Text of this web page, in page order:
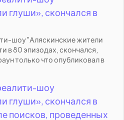
глуши», скончался в
шоу "Аляскинские жители
в 80 эпизодах, скончался,
только что опубликовал в
шоу
глуши», скончался в
поисков, проведенных